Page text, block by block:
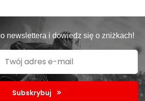
newslettera i dowiedz się o zniżkach!
Subskrybuj